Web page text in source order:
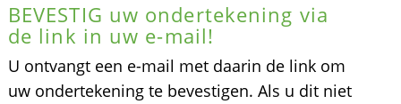
BEVESTIG uw ondertekening via
de link in uw e-mail!
U ontvangt een e-mail met daarin de link om
uw ondertekening te bevestigen. Als u dit niet